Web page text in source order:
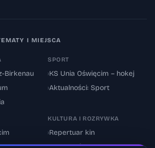
I MIEJSCA
Birkenau
SPORT
›KS Unia Oświęcim – hokej
›Aktualności: Sport
KULTURA I ROZRYWKA
›Repertuar kin